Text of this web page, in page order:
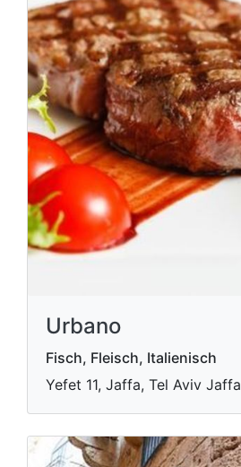
Urbano
Fisch, Fleisch, Italienisch
Yefet 11, Jaffa, Tel Aviv Jaffa